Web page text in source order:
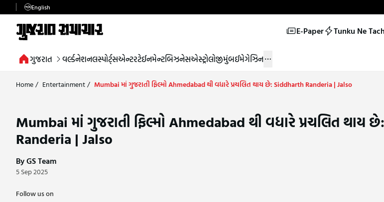
English
E-Paper Tunku Ne Tach
ગુજરાત વર્લ્ડનેશનલસ્પોર્ટ્સએન્ટરટેઈનમેન્ટબિઝનેસએસ્ટ્રોલોજીમુંબઈમેગેઝિન
Home/ Entertainment/ Mumbai માં ગુજરાતી ફિલ્મો Ahmedabad થી વધારે પ્રચલિત થાય છે: Siddharth Randeria | Jalso
Mumbai માં ગુજરાતી ફિલ્મો Ahmedabad થી વધારે પ્રચલિત થાય
Randeria | Jalso
By GS Team
5 Sep 2025
Follow us on